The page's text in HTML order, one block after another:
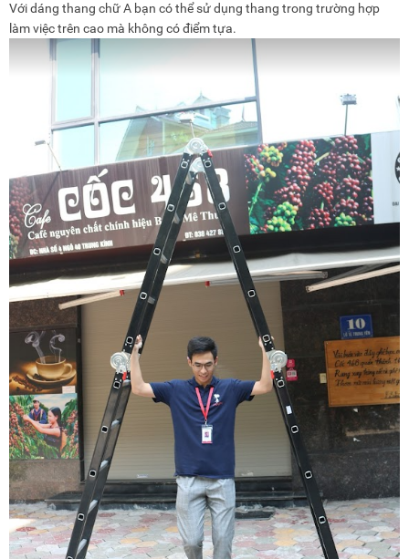
Với dáng thang chữ A bạn có thể sử dụng thang trong trường hợp
làm việc trên cao mà không có điểm tựa.